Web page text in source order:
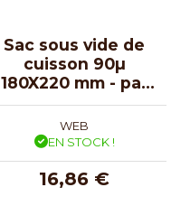
Sac sous vide de
cuisson 90µ
180X220 mm - par
100
WEB
EN STOCK !
16,86 €